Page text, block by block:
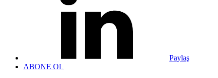
Paylaş
ABONE OL